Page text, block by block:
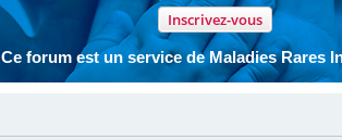
Inscrivez-vous
Ce forum est un service de Maladies Rares